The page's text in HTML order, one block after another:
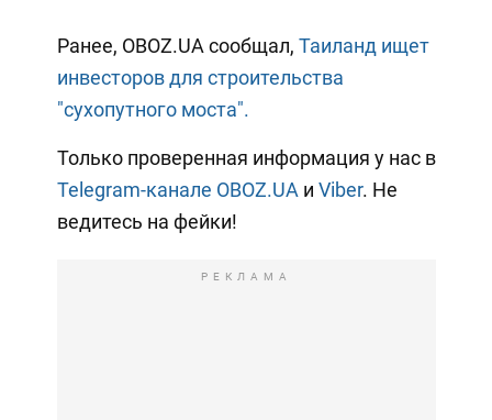
Ранее, OBOZ.UA сообщал, Таиланд ищет
инвесторов для строительства
"сухопутного моста".
Только проверенная информация у нас в
Telegram-канале OBOZ.UA и Viber. Не
ведитесь на фейки!
РЕКЛАМА